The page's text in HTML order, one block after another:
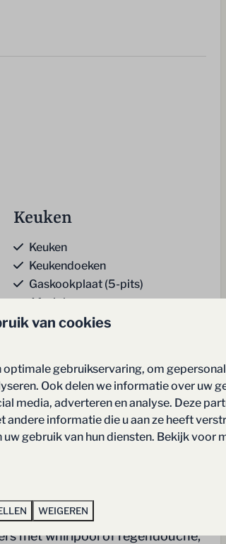
Keuken
Keuken
Keukendoeken
Gaskookplaat (5-pits)
Afzuigkap
Koelkast
Magnetron
Vaatwasser
Bravilor koffie apparaat
(snelfilter)
Bestek
Eettafel
met whirlpool of regendouche,
van cookies
gebruikservaring, om
Ook delen we informatie over uw
media, adverteren en analyse. Deze
andere informatie die u aan ze heeft
uw gebruik van hun diensten. Bekijk voor
WEIGEREN